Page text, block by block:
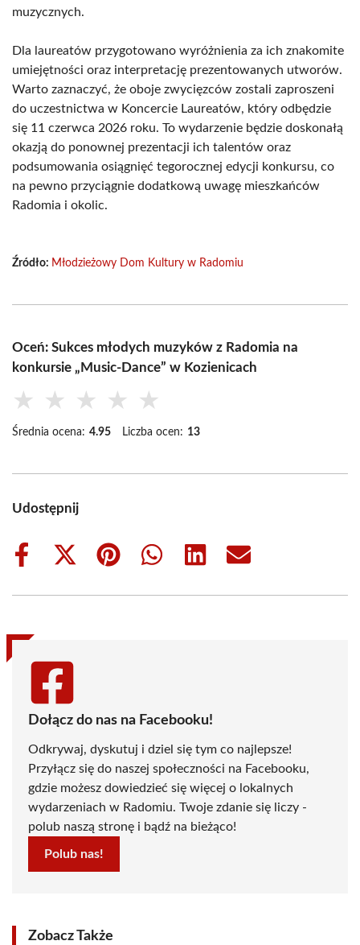
muzycznych.
Dla laureatów przygotowano wyróżnienia za ich znakomite
umiejętności oraz interpretację prezentowanych utworów.
Warto zaznaczyć, że oboje zwycięzców zostali zaproszeni
do uczestnictwa w Koncercie Laureatów, który odbędzie
się 11 czerwca 2026 roku. To wydarzenie będzie doskonałą
okazją do ponownej prezentacji ich talentów oraz
podsumowania osiągnięć tegorocznej edycji konkursu, co
na pewno przyciągnie dodatkową uwagę mieszkańców
Radomia i okolic.
Źródło: Młodzieżowy Dom Kultury w Radomiu
Oceń: Sukces młodych muzyków z Radomia na
konkursie „Music-Dance” w Kozienicach
★ ★ ★ ★ ★
Średnia ocena: 4.95 Liczba ocen: 13
Udostępnij
Share
Share
(Twitter)
Share
Share
Share
Share
Dołącz do nas na Facebooku!
Odkrywaj, dyskutuj i dziel się tym co najlepsze!
Przyłącz się do naszej społeczności na Facebooku,
gdzie możesz dowiedzieć się więcej o lokalnych
wydarzeniach w Radomiu. Twoje zdanie się liczy -
polub naszą stronę i bądź na bieżąco!
Polub nas!
Zobacz Także